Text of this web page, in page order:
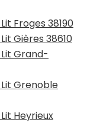
Froges 38190
Gières 38610
Grand-
Grenoble
Heyrieux